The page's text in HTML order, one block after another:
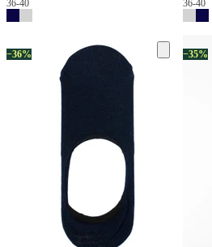
36-40 36-40
−36% −35%